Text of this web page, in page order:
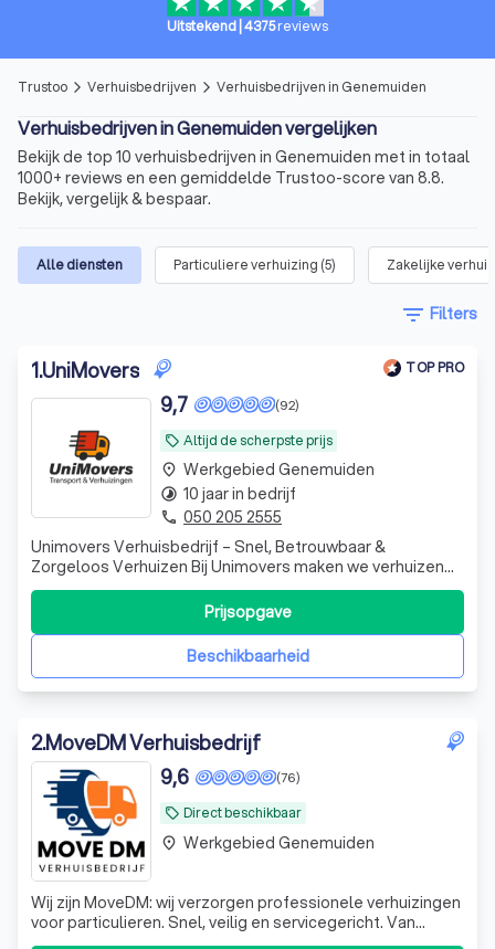
Uitstekend 4375reviews
Trustoo arrow_forward_ios Verhuisbedrijven arrow_forward_ios Verhuisbedrijven in Genemuiden
Verhuisbedrijven in Genemuiden vergelijken
Bekijk de top 10 verhuisbedrijven in Genemuiden met in totaal
1000+ reviews en een gemiddelde Trustoo-score van 8.8.
Bekijk, vergelijk & bespaar.
Alle diensten Particuliere verhuizing (5) Zakelijke
filter_list Filters
1.UniMovers TOP PRO
local_offer Altijd de scherpste prijs
(92)
9,7
Unimovers Verhuisbedrijf – Snel, Betrouwbaar &
Zorgeloos Verhuizen Bij Unimovers maken we verhuizen
eenvoudig en stressvrij. Of het nu gaat om een particuliere
verhuizing, bedrijfsverhuizing of spoedverhuizing, ons
ervaren team staat klaar om u professioneel en efficiënt
te helpen. Wij bieden maatBeschikbaarheid
Prijsopgave
place Werkgebied Genemuiden
timelapse 10 jaar in bedrijf
phone 050 205 2555
2.MoveDM Verhuisbedrijf
local_offer Direct beschikbaar
(76)
9,6
Wij zijn MoveDM: wij verzorgen professionele verhuizingen
voor particulieren. Snel, veilig en servicegericht. Van
inpakken tot transport - wij regelen een complete,
place Werkgebied Genemuiden